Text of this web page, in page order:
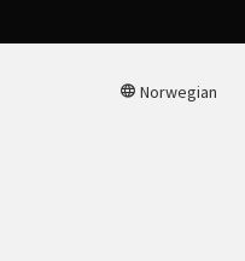
Norwegian